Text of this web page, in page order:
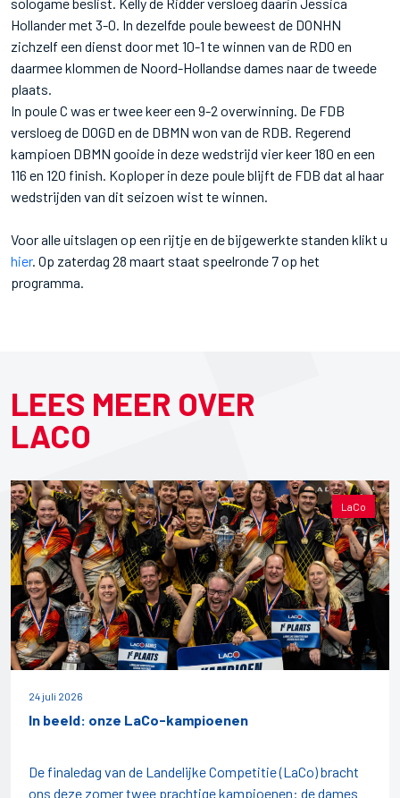
Hollander met 3-0. In dezelfde poule beweest de DONHN
zichzelf een dienst door met 10-1 te winnen van de RDO en
daarmee klommen de Noord-Hollandse dames naar de tweede
plaats.
In poule C was er twee keer een 9-2 overwinning. De FDB
versloeg de DOGD en de DBMN won van de RDB. Regerend
kampioen DBMN gooide in deze wedstrijd vier keer 180 en een
116 en 120 finish. Koploper in deze poule blijft de FDB dat al haar
wedstrijden van dit seizoen wist te winnen.
Voor alle uitslagen op een rijtje en de bijgewerkte standen klikt u
hier. Op zaterdag 28 maart staat speelronde 7 op het
programma.
LEES MEER OVER
LACO
LaCo
24 juli 2026
In beeld: onze LaCo-kampioenen
De finaledag van de Landelijke Competitie (LaCo) bracht
ons deze zomer twee prachtige kampioenen: de dames